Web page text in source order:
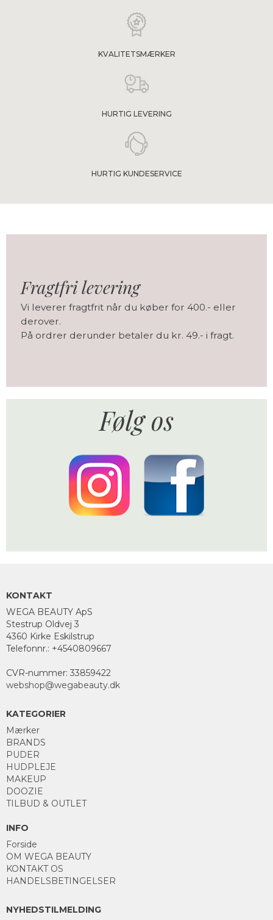
KVALITETSMÆRKER
HURTIG LEVERING
HURTIG KUNDESERVICE
Fragtfri levering
Vi leverer fragtfrit når du køber for 400.- eller
derover.
​​​​​​​På ordrer derunder betaler du kr. 49.- i fragt.
Følg os
KONTAKT
WEGA BEAUTY ApS
Stestrup Oldvej 3
4360 Kirke Eskilstrup
Telefonnr.: +4540809667
CVR-nummer: 33859422
webshop@wegabeauty.dk
KATEGORIER
Mærker
BRANDS
PUDER
HUDPLEJE
MAKEUP
DOOZIE
TILBUD & OUTLET
INFO
Forside
OM WEGA BEAUTY
KONTAKT OS
HANDELSBETINGELSER
NYHEDSTILMELDING